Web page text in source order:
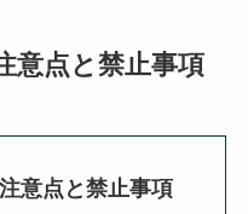
意点と禁止事項
意点と禁止事項